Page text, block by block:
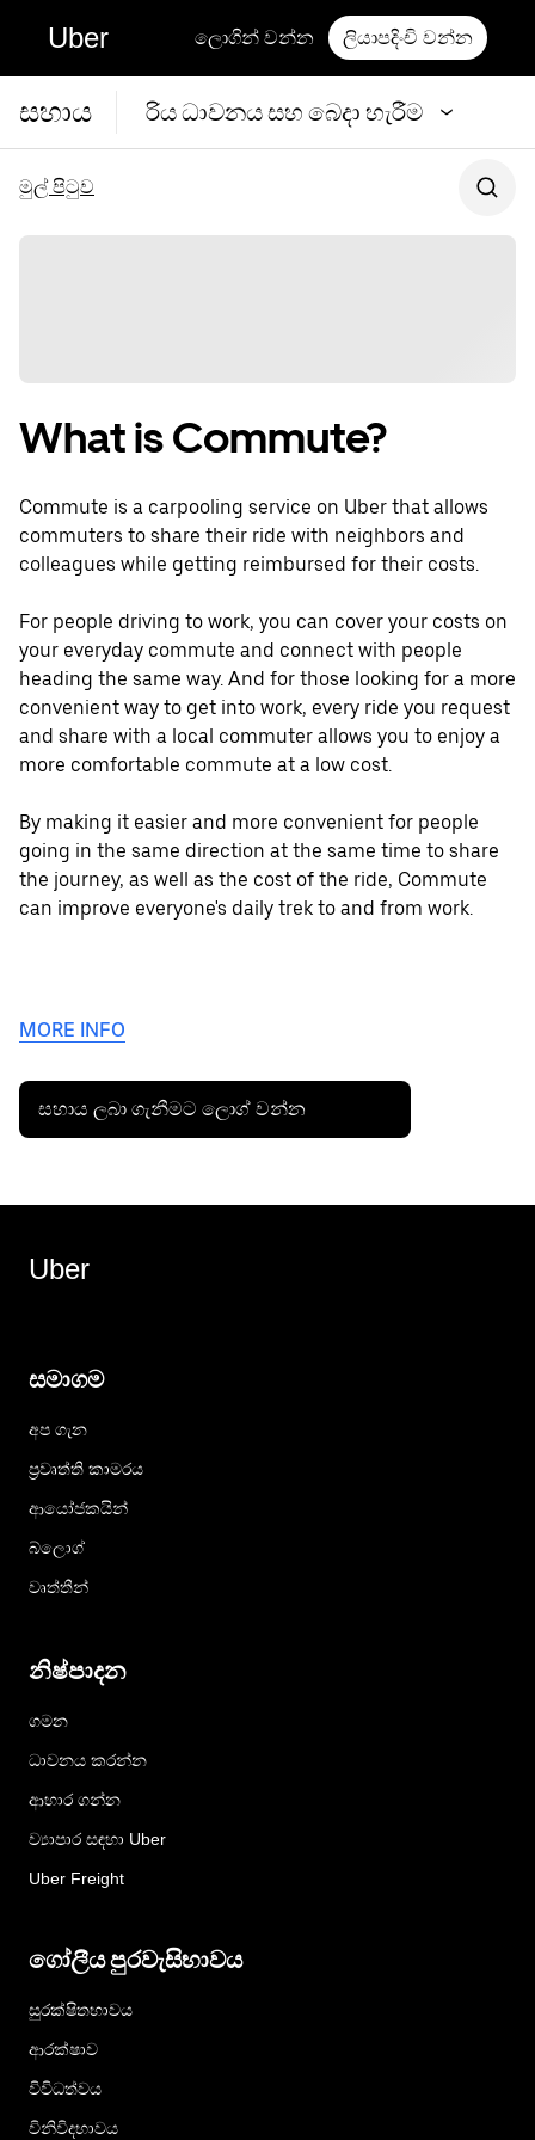
Uber ලොගින් වන්න ලියාපදිංචි වන්න
සහාය රිය ධාවනය සහ බෙදා හැරීම
මුල් පිටුව
What is Commute?
Commute is a carpooling service on Uber that allows
commuters to share their ride with neighbors and
colleagues while getting reimbursed for their costs.
For people driving to work, you can cover your costs on
your everyday commute and connect with people
heading the same way. And for those looking for a more
convenient way to get into work, every ride you request
and share with a local commuter allows you to enjoy a
more comfortable commute at a low cost.
By making it easier and more convenient for people
going in the same direction at the same time to share
the journey, as well as the cost of the ride, Commute
can improve everyone's daily trek to and from work.
MORE INFO
සහාය ලබා ගැනීමට ලොග් වන්න
Uber
සමාගම
අප ගැන
ප්‍රවෘත්ති කාමරය
ආයෝජකයින්
බ්ලොග්
වෘත්තීන්
නිෂ්පාදන
ගමන
ධාවනය කරන්න
ආහාර ගන්න
ව්‍යාපාර සඳහා Uber
Uber Freight
ගෝලීය පුරවැසිභාවය
සුරක්ෂිතභාවය
ආරක්ෂාව
විවිධත්වය
විනිවිදභාවය